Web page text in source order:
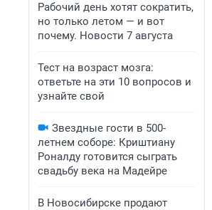
Рабочий день хотят сократить,
но только летом — и вот
почему. Новости 7 августа
Тест на возраст мозга:
ответьте на эти 10 вопросов и
узнайте свой
Звездные гости в 500-
летнем соборе: Криштиану
Роналду готовится сыграть
свадьбу века на Мадейре
В Новосибирске продают